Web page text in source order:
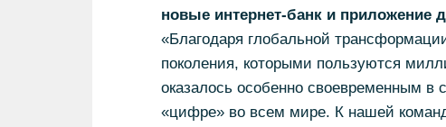
новые интернет-банк и приложение
«Благодаря глобальной
поколения, которыми пользуются
оказалось особенно своевременным в
«цифре» во всем мире. К нашей